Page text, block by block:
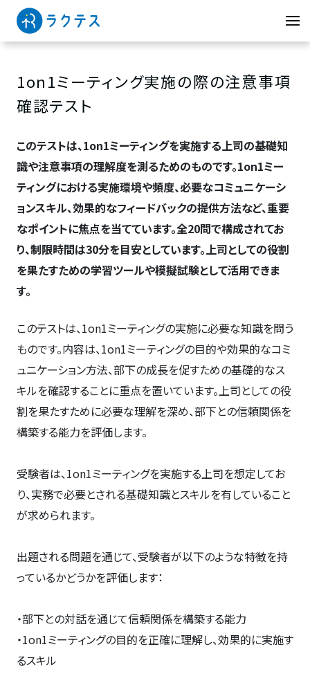
1on1ミーティング実施の際の注意事項
確認テスト
このテストは、1on1ミーティングを実施する上司の基礎知
識や注意事項の理解度を測るためのものです。1on1ミー
ティングにおける実施環境や頻度、必要なコミュニケーシ
ョンスキル、効果的なフィードバックの提供方法など、重要
なポイントに焦点を当てています。全20問で構成されてお
り、制限時間は30分を目安としています。上司としての役割
を果たすための学習ツールや模擬試験として活用できま
す。
このテストは、1on1ミーティングの実施に必要な知識を問う
ものです。内容は、1on1ミーティングの目的や効果的なコミ
ュニケーション方法、部下の成長を促すための基礎的なス
キルを確認することに重点を置いています。上司としての役
割を果たすために必要な理解を深め、部下との信頼関係を
構築する能力を評価します。
受験者は、1on1ミーティングを実施する上司を想定してお
り、実務で必要とされる基礎知識とスキルを有していること
が求められます。
出題される問題を通じて、受験者が以下のような特徴を持
っているかどうかを評価します：
・部下との対話を通じて信頼関係を構築する能力
・1on1ミーティングの目的を正確に理解し、効果的に実施す
るスキル